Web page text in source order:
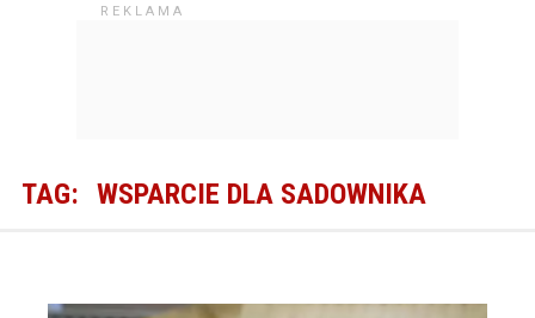
TAG: WSPARCIE DLA SADOWNIKA